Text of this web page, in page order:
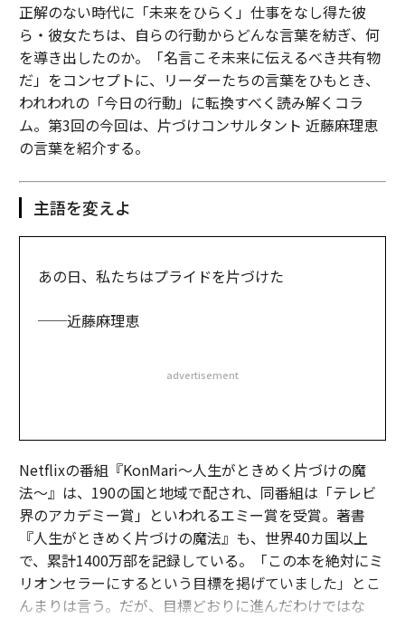
正解のない時代に「未来をひらく」仕事をなし得た彼
ら・彼女たちは、自らの行動からどんな言葉を紡ぎ、何
を導き出したのか。「名言こそ未来に伝えるべき共有物
だ」をコンセプトに、リーダーたちの言葉をひもとき、
われわれの「今日の行動」に転換すべく読み解くコラ
ム。第3回の今回は、片づけコンサルタント 近藤麻理恵
の言葉を紹介する。
主語を変えよ
あの日、私たちはプライドを片づけた
──近藤麻理恵
advertisement
Netflixの番組『KonMari～人生がときめく片づけの魔
法〜』は、190の国と地域で配され、同番組は「テレビ
界のアカデミー賞」といわれるエミー賞を受賞。著書
『人生がときめく片づけの魔法』も、世界40カ国以上
で、累計1400万部を記録している。「この本を絶対にミ
リオンセラーにするという目標を掲げていました」とこ
んまりは言う。だが、目標どおりに進んだわけではな